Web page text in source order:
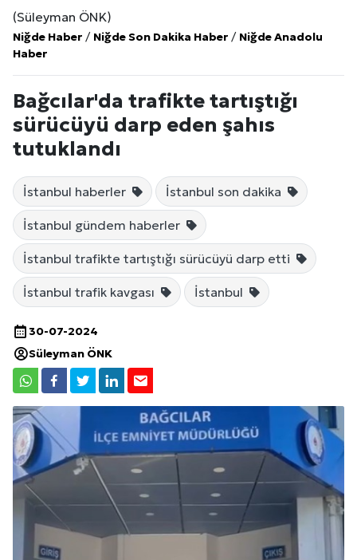
(Süleyman ÖNK)
Niğde Haber / Niğde Son Dakika Haber / Niğde Anadolu
Haber
Bağcılar'da trafikte tartıştığı
sürücüyü darp eden şahıs
tutuklandı
İstanbul haberler İstanbul son dakika
İstanbul gündem haberler
İstanbul trafikte tartıştığı sürücüyü darp etti
İstanbul trafik kavgası İstanbul
30-07-2024
Süleyman ÖNK